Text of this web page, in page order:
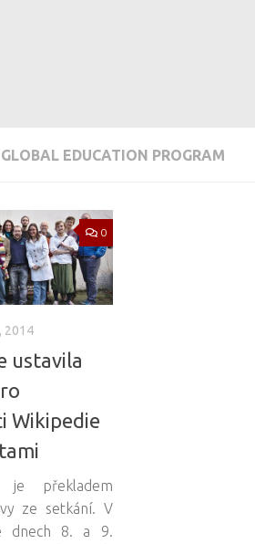
GLOBAL EDUCATION PROGRAM
0
2014
ustavila
Wikipedie
překladem
ze setkání. V
dnech 8. a 9.